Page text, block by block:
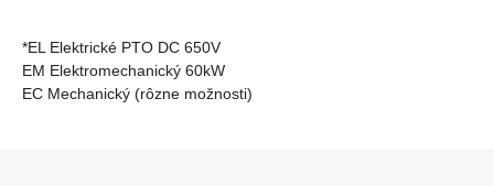
*EL Elektrické PTO DC 650V
EM Elektromechanický 60kW
EC Mechanický (rôzne možnosti)